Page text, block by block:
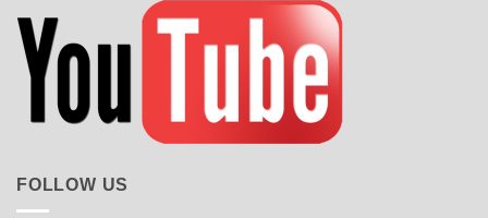
FOLLOW US